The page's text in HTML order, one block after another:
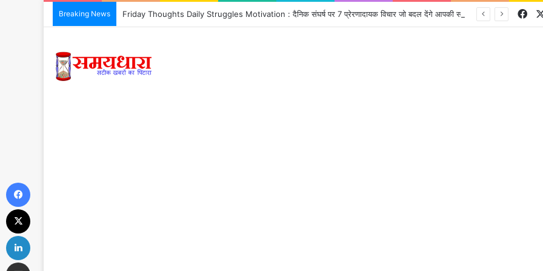
Breaking News Friday Thoughts Daily Struggles Motivation : दैनिक संघर्ष पर 7 प्रेरणादायक विचार जो बदल देंगे आपकी सोच